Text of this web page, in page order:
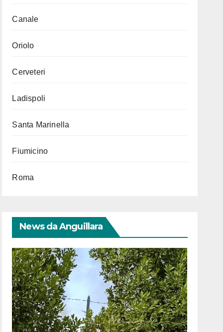
Canale
Oriolo
Cerveteri
Ladispoli
Santa Marinella
Fiumicino
Roma
News da Anguillara